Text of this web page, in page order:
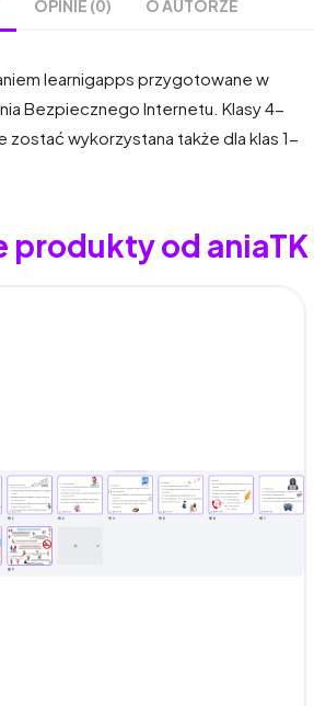
OPINIE (0) O AUTORZE
learnigapps przygotowane w
Bezpiecznego Internetu. Klasy 4-
zostać wykorzystana także dla klas 1-
produkty od aniaTK